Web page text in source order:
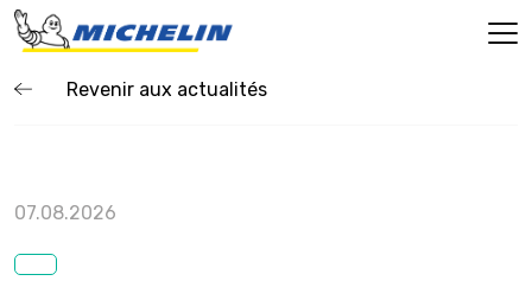
Revenir aux actualités
07.08.2026